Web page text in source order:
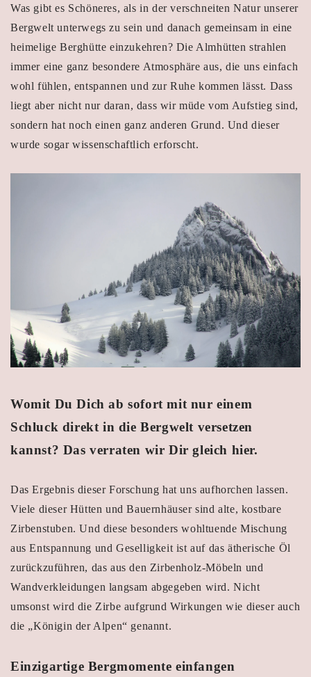
Was gibt es Schöneres, als in der verschneiten Natur unserer
Bergwelt unterwegs zu sein und danach gemeinsam in eine
heimelige Berghütte einzukehren? Die Almhütten strahlen
immer eine ganz besondere Atmosphäre aus, die uns einfach
wohl fühlen, entspannen und zur Ruhe kommen lässt. Dass
liegt aber nicht nur daran, dass wir müde vom Aufstieg sind,
sondern hat noch einen ganz anderen Grund. Und dieser
wurde sogar wissenschaftlich erforscht.
Womit Du Dich ab sofort mit nur einem
Schluck direkt in die Bergwelt versetzen
kannst? Das verraten wir Dir gleich hier.
Das Ergebnis dieser Forschung hat uns aufhorchen lassen.
Viele dieser Hütten und Bauernhäuser sind alte, kostbare
Zirbenstuben. Und diese besonders wohltuende Mischung
aus Entspannung und Geselligkeit ist auf das ätherische Öl
zurückzuführen, das aus den Zirbenholz-Möbeln und
Wandverkleidungen langsam abgegeben wird. Nicht
umsonst wird die Zirbe aufgrund Wirkungen wie dieser auch
die „Königin der Alpen“ genannt.
Einzigartige Bergmomente einfangen